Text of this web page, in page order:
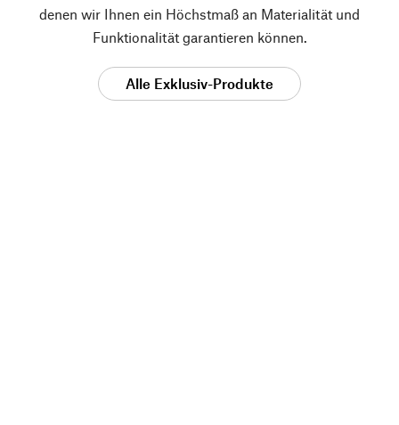
denen wir Ihnen ein Höchstmaß an Materialität und
Funktionalität garantieren können.
Alle Exklusiv-Produkte